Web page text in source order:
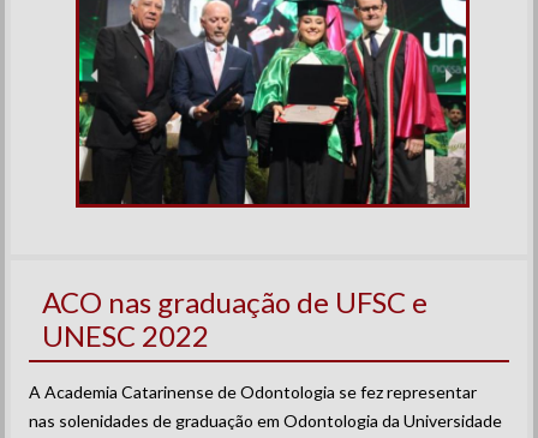
ACO nas graduação de UFSC e
UNESC 2022
A Academia Catarinense de Odontologia se fez representar
nas solenidades de graduação em Odontologia da Universidade